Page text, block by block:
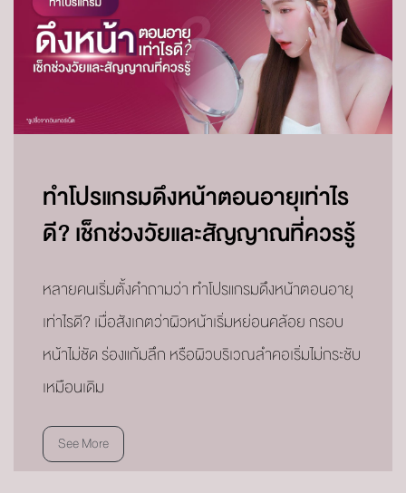
ทำโปรแกรมดึงหน้าตอนอายุเท่าไร
ดี? เช็กช่วงวัยและสัญญาณที่ควรรู้
หลายคนเริ่มตั้งคำถามว่า ทำโปรแกรมดึงหน้าตอนอายุ
เท่าไรดี? เมื่อสังเกตว่าผิวหน้าเริ่มหย่อนคล้อย กรอบ
หน้าไม่ชัด ร่องแก้มลึก หรือผิวบริเวณลำคอเริ่มไม่กระชับ
เหมือนเดิม
See More